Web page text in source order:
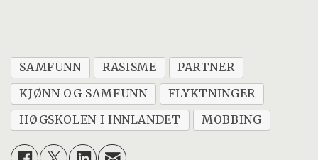
SAMFUNN RASISME
PARTNER
KJØNN OG SAMFUNN
FLYKTNINGER
HØGSKOLEN I INNLANDET
MOBBING